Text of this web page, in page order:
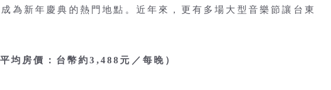
為新年慶典的熱門地點。近年來，更有多場大型音樂節讓台東
均房價：台幣約3,488元／每晚）